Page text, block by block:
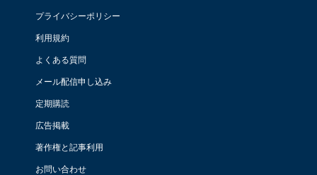
プライバシーポリシー
利用規約
よくある質問
メール配信申し込み
定期購読
広告掲載
著作権と記事利用
お問い合わせ